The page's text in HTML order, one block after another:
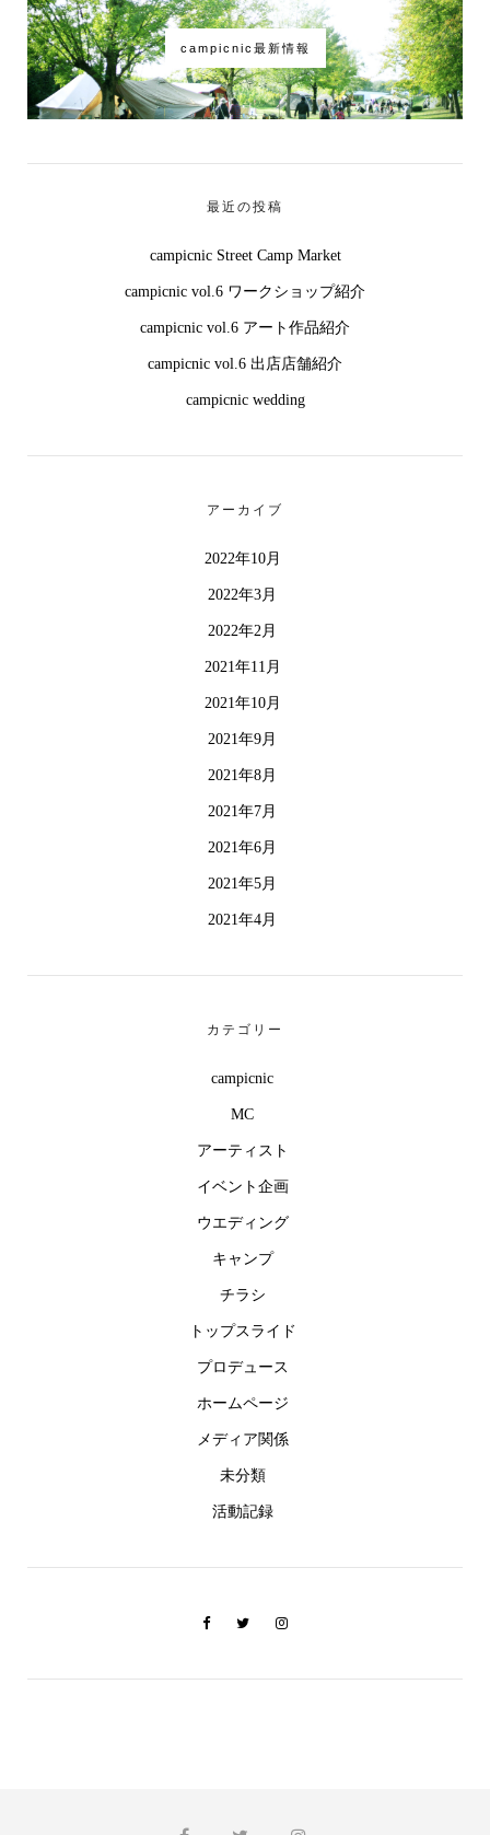
campicnic最新情報
最近の投稿
campicnic Street Camp Market
campicnic vol.6 ワークショップ紹介
campicnic vol.6 アート作品紹介
campicnic vol.6 出店店舗紹介
campicnic wedding
アーカイブ
2022年10月
2022年3月
2022年2月
2021年11月
2021年10月
2021年9月
2021年8月
2021年7月
2021年6月
2021年5月
2021年4月
カテゴリー
campicnic
MC
アーティスト
イベント企画
ウエディング
キャンプ
チラシ
トップスライド
プロデュース
ホームページ
メディア関係
未分類
活動記録